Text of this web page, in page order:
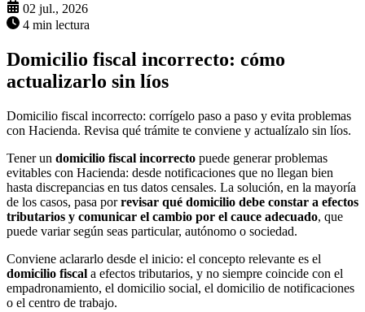
02 jul., 2026
4 min lectura
Domicilio fiscal incorrecto: cómo
actualizarlo sin líos
Domicilio fiscal incorrecto: corrígelo paso a paso y evita problemas
con Hacienda. Revisa qué trámite te conviene y actualízalo sin líos.
Tener un domicilio fiscal incorrecto puede generar problemas
evitables con Hacienda: desde notificaciones que no llegan bien
hasta discrepancias en tus datos censales. La solución, en la mayoría
de los casos, pasa porrevisar qué domicilio debe constar a efectos
tributarios y comunicar el cambio por el cauce adecuado, que
puede variar según seas particular, autónomo o sociedad.
Conviene aclararlo desde el inicio: el concepto relevante es el
domicilio fiscal a efectos tributarios, y no siempre coincide con el
empadronamiento, el domicilio social, el domicilio de notificaciones
o el centro de trabajo.